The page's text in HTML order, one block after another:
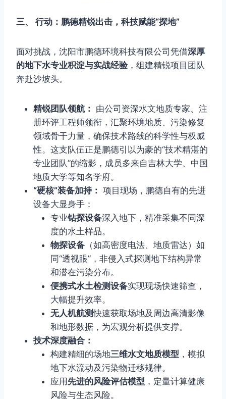
三、 行动：鹏德精锐出击，科技赋能“探地”
面对挑战，沈阳市鹏德环境科技有限公司凭借深厚
的地下水专业积淀与实战经验，组建精锐项目团队
奔赴沙坡头。
精锐团队领航： 由公司资深水文地质专家、注
册环评工程师领衔，汇聚环境地质、污染修复
领域骨干力量，确保技术路线的科学性与权威
性。这支队伍正是鹏德引以为豪的“技术精湛的
专业团队”的缩影，成员多来自吉林大学、中国
地质大学等知名学府。
“硬核”装备加持： 项目现场，鹏德自有的先进
设备大显身手：
专业钻探设备深入地下，精准采集不同深
度的水土样品。
物探设备 （如高密度电法、地质雷达）如
同“透视眼”，非侵入式探测地下结构异常
和潜在污染分布。
便携式水土检测设备实现现场快速筛查，
大幅提升效率。
无人机航测快速获取场地及周边高清影像
和地形数据，为宏观分析提供支撑。
技术深度融合：
构建精细的场地三维水文地质模型 ，模拟
地下水流动及污染物迁移规律。
应用先进的风险评估模型 ，定量计算健康
风险与生态风险。